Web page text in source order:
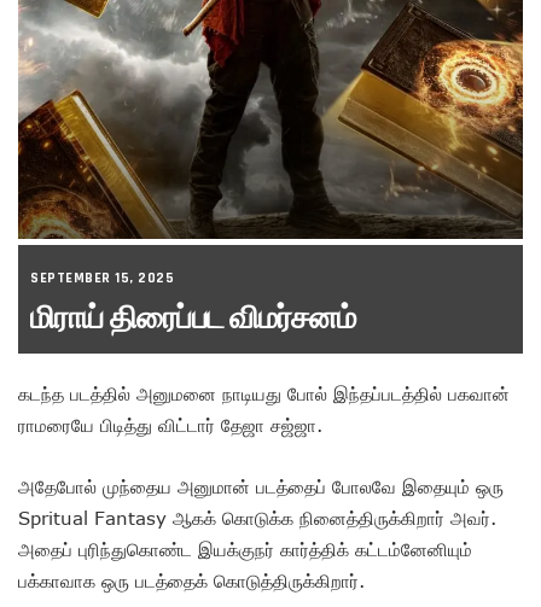
SEPTEMBER 15, 2025
மிராய் திரைப்பட விமர்சனம்
கடந்த படத்தில் அனுமனை நாடியது போல் இந்தப்படத்தில் பகவான்
ராமரையே பிடித்து விட்டார் தேஜா சஜ்ஜா.
அதேபோல் முந்தைய அனுமான் படத்தைப் போலவே இதையும் ஒரு
Spritual Fantasy ஆகக் கொடுக்க நினைத்திருக்கிறார் அவர்.
அதைப் புரிந்துகொண்ட இயக்குநர் கார்த்திக் கட்டம்னேனியும்
பக்காவாக ஒரு படத்தைக் கொடுத்திருக்கிறார்.